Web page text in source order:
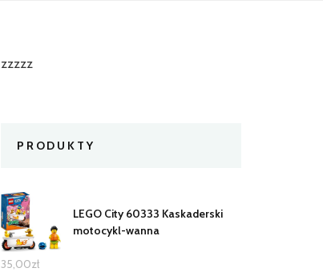
zzzzz
PRODUKTY
LEGO City 60333 Kaskaderski
motocykl-wanna
35,00zł